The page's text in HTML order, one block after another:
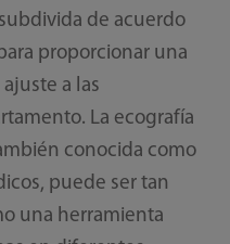
de acuerdo
proporcionar una
a las
La ecografía
conocida como
puede ser tan
una herramienta